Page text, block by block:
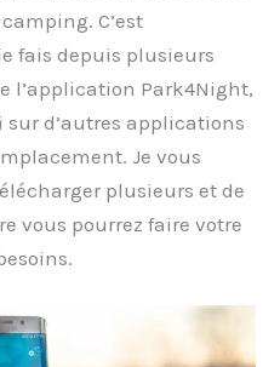
C’est
fais depuis plusieurs
l’application Park4Night,
d’autres applications
Je vous
plusieurs et de
vous pourrez faire votre